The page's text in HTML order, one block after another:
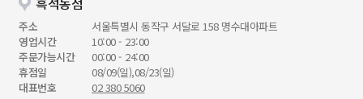
주소
서울특별시 동작구 서달로 158 명수대아파트
영업시간
10:00 - 23:00
주문가능시간
00:00 - 24:00
휴점일
08/09(일),08/23(일)
대표번호
02 380 5060